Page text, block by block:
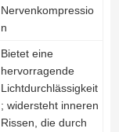
Nervenkompressio
n
Bietet eine
hervorragende
Lichtdurchlässigkeit
; widersteht inneren
Rissen, die durch